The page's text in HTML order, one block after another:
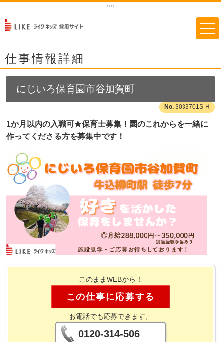
" "
仕事情報詳細
にじいろ保育園市谷加賀町
3033701S-H
1か月以内の入職可★保育士募集！園のこれからを一緒に
作ってくださる方を募集中です！
このままWEBから！
この仕事に応募する
お電話でも応募できます。
0120-314-506